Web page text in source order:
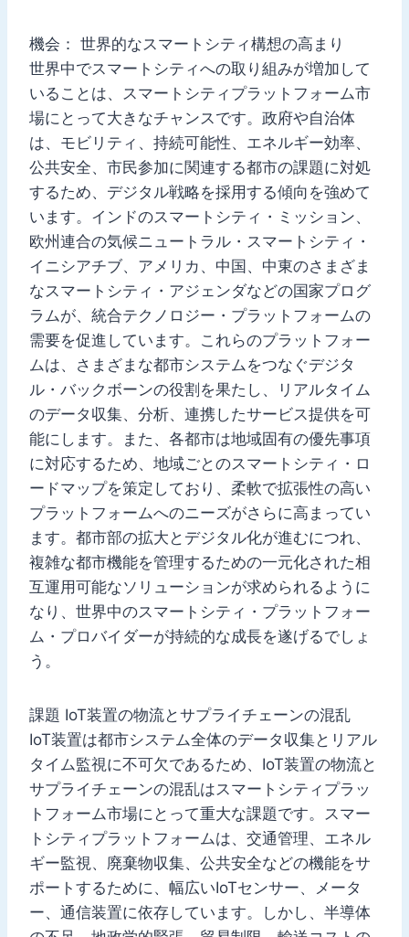
機会： 世界的なスマートシティ構想の高まり
世界中でスマートシティへの取り組みが増加して
いることは、スマートシティプラットフォーム市
場にとって大きなチャンスです。政府や自治体
は、モビリティ、持続可能性、エネルギー効率、
公共安全、市民参加に関連する都市の課題に対処
するため、デジタル戦略を採用する傾向を強めて
います。インドのスマートシティ・ミッション、
欧州連合の気候ニュートラル・スマートシティ・
イニシアチブ、アメリカ、中国、中東のさまざま
なスマートシティ・アジェンダなどの国家プログ
ラムが、統合テクノロジー・プラットフォームの
需要を促進しています。これらのプラットフォー
ムは、さまざまな都市システムをつなぐデジタ
ル・バックボーンの役割を果たし、リアルタイム
のデータ収集、分析、連携したサービス提供を可
能にします。また、各都市は地域固有の優先事項
に対応するため、地域ごとのスマートシティ・ロ
ードマップを策定しており、柔軟で拡張性の高い
プラットフォームへのニーズがさらに高まってい
ます。都市部の拡大とデジタル化が進むにつれ、
複雑な都市機能を管理するための一元化された相
互運用可能なソリューションが求められるように
なり、世界中のスマートシティ・プラットフォー
ム・プロバイダーが持続的な成長を遂げるでしょ
う。
課題 IoT装置の物流とサプライチェーンの混乱
IoT装置は都市システム全体のデータ収集とリアル
タイム監視に不可欠であるため、IoT装置の物流と
サプライチェーンの混乱はスマートシティプラッ
トフォーム市場にとって重大な課題です。スマー
トシティプラットフォームは、交通管理、エネル
ギー監視、廃棄物収集、公共安全などの機能をサ
ポートするために、幅広いIoTセンサー、メータ
ー、通信装置に依存しています。しかし、半導体